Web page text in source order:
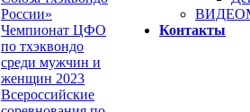
России»
Чемпионат ЦФО
по тхэквондо
среди мужчин и
женщин 2023
Всероссийские
Контакты